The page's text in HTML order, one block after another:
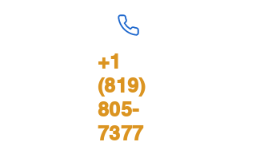
+1
(819)
805-
7377